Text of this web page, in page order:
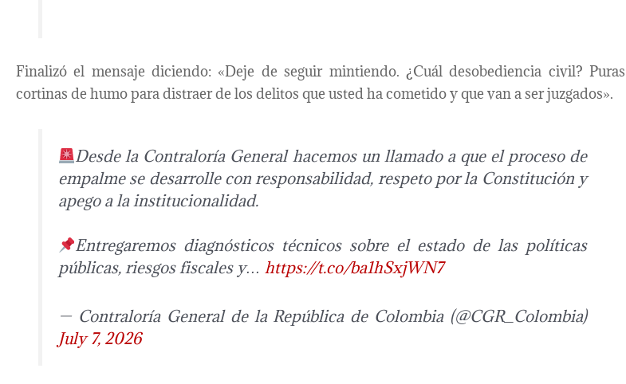
Finalizó el mensaje diciendo: «Deje de seguir mintiendo. ¿Cuál desobediencia civil? Puras
cortinas de humo para distraer de los delitos que usted ha cometido y que van a ser juzgados».
Desde la Contraloría General hacemos un llamado a que el proceso de
empalme se desarrolle con responsabilidad, respeto por la Constitución y
apego a la institucionalidad.
Entregaremos diagnósticos técnicos sobre el estado de las políticas
públicas, riesgos fiscales y… https://t.co/ba1hSxjWN7
— Contraloría General de la República de Colombia (@CGR_Colombia)
July 7, 2026